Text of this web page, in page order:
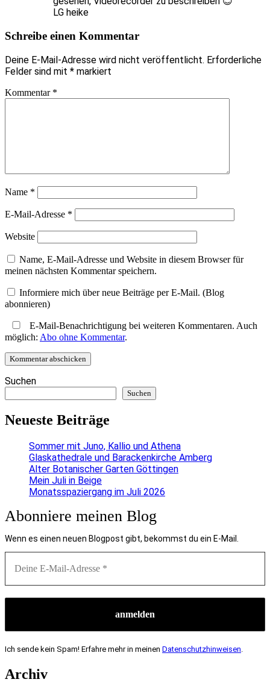
LG heike
Schreibe einen Kommentar
Deine E-Mail-Adresse wird nicht veröffentlicht. Erforderliche
Felder sind mit * markiert
Kommentar *
Name *
E-Mail-Adresse *
Website
Name, E-Mail-Adresse und Website in diesem Browser für
meinen nächsten Kommentar speichern.
Informiere mich über neue Beiträge per E-Mail. (Blog
abonnieren)
E-Mail-Benachrichtigung bei weiteren Kommentaren. Auch
möglich: Abo ohne Kommentar.
Suchen
Suchen
Neueste Beiträge
Sommer mit Juno, Kallio und Athena
Glaskathedrale und Barackenkirche Amberg
Alter Botanischer Garten Göttingen
Mein Juli in Beige
Monatsspaziergang im Juli 2026
Abonniere meinen Blog
Wenn es einen neuen Blogpost gibt, bekommst du ein E-Mail.
Ich sende kein Spam! Erfahre mehr in meinen Datenschutzhinweisen
Archiv